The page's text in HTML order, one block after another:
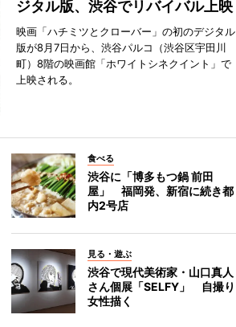
ジタル版、渋谷でリバイバル上映
映画「ハチミツとクローバー」の初のデジタル
版が8月7日から、渋谷パルコ（渋谷区宇田川
町）8階の映画館「ホワイトシネクイント」で
上映される。
食べる
渋谷に「博多もつ鍋 前田
屋」 福岡発、新宿に続き都
内2号店
見る・遊ぶ
渋谷で現代美術家・山口真人
さん個展「SELFY」 自撮り
女性描く